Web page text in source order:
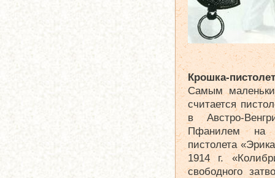
Крошка-пистолет
Самым
считается
в Австро-
Пфанилем на
пистолета
1914 г.
свободного